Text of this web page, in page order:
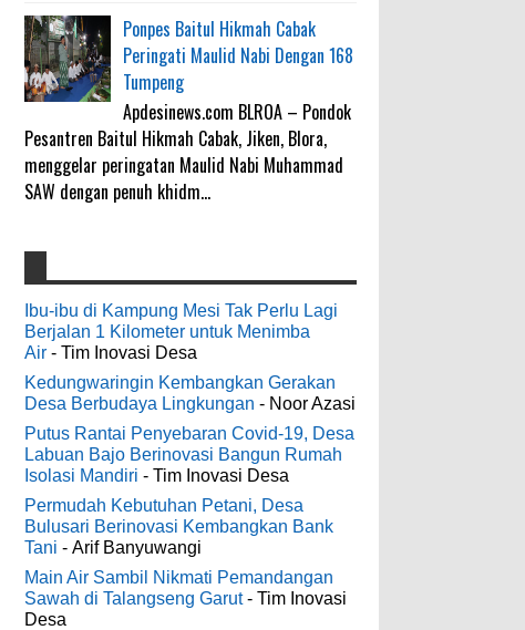
Ponpes Baitul Hikmah Cabak
Peringati Maulid Nabi Dengan 168
Tumpeng
Apdesinews.com BLROA – Pondok
Pesantren Baitul Hikmah Cabak, Jiken, Blora,
menggelar peringatan Maulid Nabi Muhammad
SAW dengan penuh khidm...
4000 Petani Hutan Blora Bakal
Digelontor Bantuan CSR Jumbo dan
Bibit Ternak Gratis
0 8-4-2026
Indonesia Ceria Run Diharapkan
Bawa Dampak Positif Bagi Olah
Raga dan Ekonomi Blora
Dari SILPA 90 Miliar Hingga
Masalah Air Bersih Bupati Blora
Beberkan Solusi di Paripurna DPRD
galateapacino:
3-6-2022
Men's Black Titanium Wedding
Band - The Ottawa SenatorsThe Men's
Black titanium i phone case Titanium
Wedding Band is the world's first
dedicated wedding band how strong is
titanium for Wo...
odenjaea:
3-4-2022
Casino - DrmcdCasino is 부산
광역 출장안마 open and excited 고양 출장
샵 to welcome you back 의정부 출장샵 to
Ibu-ibu di Kampung Mesi Tak Perlu Lagi
Berjalan 1 Kilometer untuk Menimba
Air - Tim Inovasi Desa
Kedungwaringin Kembangkan Gerakan
Desa Berbudaya Lingkungan - Noor Azasi
Putus Rantai Penyebaran Covid-19, Desa
Labuan Bajo Berinovasi Bangun Rumah
Isolasi Mandiri - Tim Inovasi Desa
Permudah Kebutuhan Petani, Desa
Bulusari Berinovasi Kembangkan Bank
Tani - Arif Banyuwangi
Main Air Sambil Nikmati Pemandangan
Sawah di Talangseng Garut- Tim Inovasi
Desa